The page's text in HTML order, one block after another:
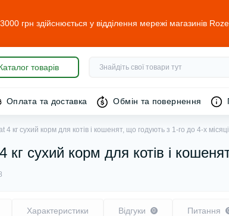
грн здійснюється у відділення мережі магазинів
товарів
Оплата та доставка Обмін та повернення
4 кг сухий корм для котів і кошенят, що годують з 1-го до 4-х
сухий корм для котів і
Характеристики Відгуки 0 Питання